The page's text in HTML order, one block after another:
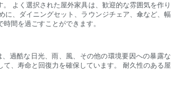
よく選択された屋外家具は、歓迎的な雰囲気を作り
に、ダイニングセット、ラウンジチェア、傘など、幅
間を過ごすことができます。
過酷な日光、雨、風、その他の環境要因への暴露な
、寿命と回復力を確保しています。 耐久性のある屋